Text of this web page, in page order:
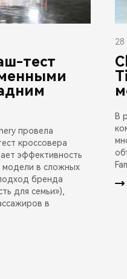
тест
провела
кроссовера
эффективность
модели в сложных
бренда
для семьи»),
в
28
В